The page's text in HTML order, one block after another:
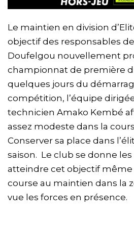
Le maintien en division
objectif des responsables
Doufelgou nouvellement
championnat de première
quelques jours du
compétition, l’équipe
technicien Amako Kembé
assez modeste dans la
Conserver sa place dans
saison. Le club se donne
atteindre cet objectif même
course au maintien dans la
vue les forces en présence.